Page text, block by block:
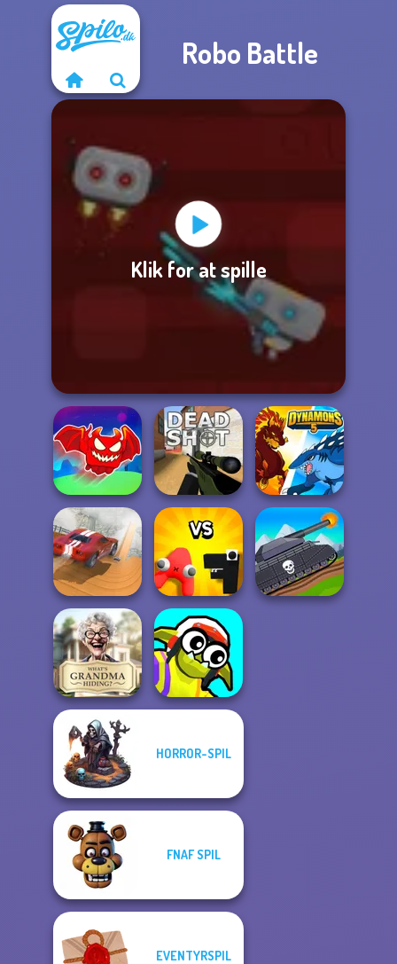
Robo Battle
Klik for at spille
Obby The
Legendary
Dragon
Deadshot.io Dynamons 5
City Driver:
Destroy Car
Alphabet: Merge
And Fight
What Is Grandma
Hiding
Funny Blade &
HORROR-SPIL
FNAF SPIL
EVENTYRSPIL